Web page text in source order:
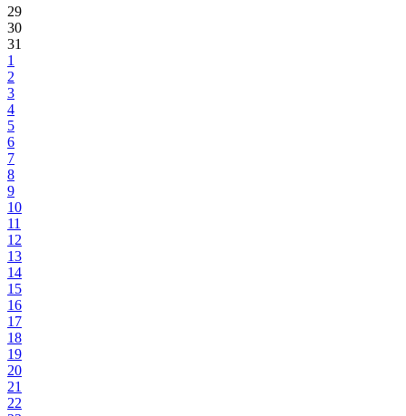
29
30
31
1
2
3
4
5
6
7
8
9
10
11
12
13
14
15
16
17
18
19
20
21
22